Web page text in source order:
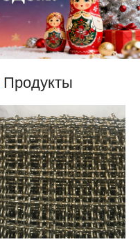
Продукты